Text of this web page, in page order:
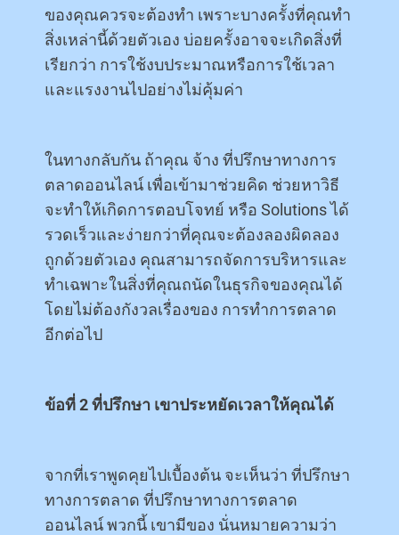
ของคุณควรจะต้องทำ เพราะบางครั้งที่คุณทำ
สิ่งเหล่านี้ด้วยตัวเอง บ่อยครั้งอาจจะเกิดสิ่งที่
เรียกว่า การใช้งบประมาณหรือการใช้เวลา
และแรงงานไปอย่างไม่คุ้มค่า
ในทางกลับกัน ถ้าคุณ จ้าง ที่ปรึกษาทางการ
ตลาดออนไลน์ เพื่อเข้ามาช่วยคิด ช่วยหาวิธี
จะทำให้เกิดการตอบโจทย์ หรือ Solutions ได้
รวดเร็วและง่ายกว่าที่คุณจะต้องลองผิดลอง
ถูกด้วยตัวเอง คุณสามารถจัดการบริหารและ
ทำเฉพาะในสิ่งที่คุณถนัดในธุรกิจของคุณได้
โดยไม่ต้องกังวลเรื่องของ การทำการตลาด
อีกต่อไป
ข้อที่ 2 ที่ปรึกษา เขาประหยัดเวลาให้คุณได้
จากที่เราพูดคุยไปเบื้องต้น จะเห็นว่า ที่ปรึกษา
ทางการตลาด ที่ปรึกษาทางการตลาด
ออนไลน์ พวกนี้ เขามีของ นั่นหมายความว่า